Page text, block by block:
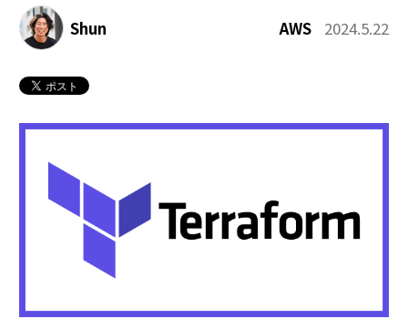
コラム
その他
Shun AWS 2024.5.22